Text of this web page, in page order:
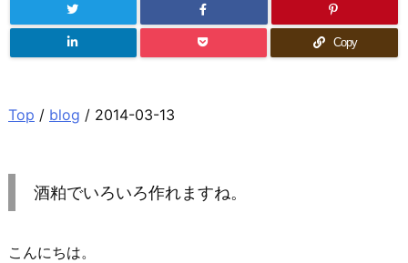
Copy
Top / blog / 2014-03-13
酒粕でいろいろ作れますね。
こんにちは。